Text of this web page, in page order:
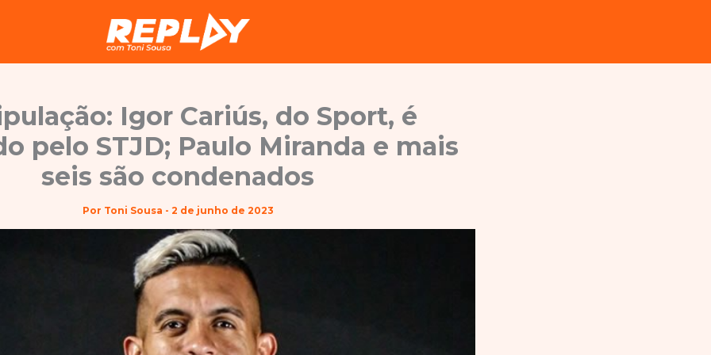
Igor Cariús, do Sport, é
pelo STJD; Paulo Miranda e mais
seis são condenados
Por Toni Sousa - 2 de junho de 2023